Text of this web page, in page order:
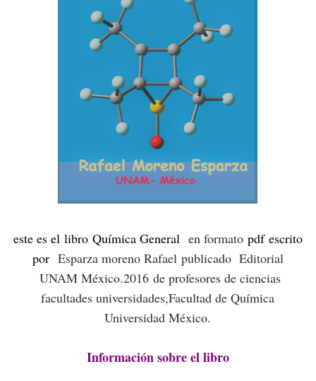
este es el libro Química General en formato pdf escrito
por Esparza moreno Rafael publicado Editorial
UNAM México.2016 de profesores de ciencias
facultades universidades,Facultad de Química
Universidad México.
Información sobre el libro